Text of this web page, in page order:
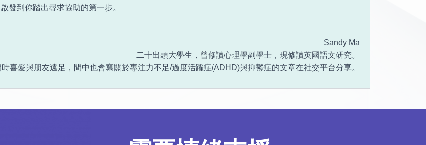
發到你踏出尋求協助的第一步。
Sandy Ma
二十出頭大學生，曾修讀心理學副學士，現修讀英國語文研究。
時喜愛與朋友遠足，間中也會寫關於專注力不足/過度活躍症(ADHD)與抑鬱症的文章在社交平台分享。